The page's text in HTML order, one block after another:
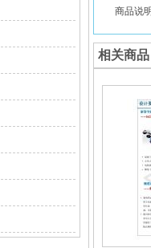
商品说
相关商品